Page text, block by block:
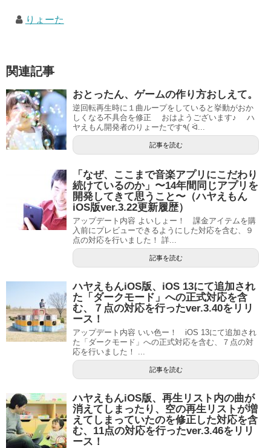
りょーた
関連記事
おとったん、ゲームの作り方おしえて。
逆回転再生時に１曲ループをしていると挙動がおか
しくなる不具合を修正 おはようございます♪ ハ
ヤえもん開発者のりょーたです٩( ᐛ...
記事を読む
「なぜ、ここまで音楽アプリにこだわり
続けているのか」〜14年間同じアプリを
開発してきて思うこと〜（ハヤえもん
iOS版ver.3.22更新履歴）
アップデート内容 よいしょー！ 課金アイテムを購
入前にプレビューできるようにした対応を含む、９
点の対応を行いました！ 詳...
記事を読む
ハヤえもんiOS版、iOS 13にて追加され
た「ダークモード」への正式対応を含
む、７点の対応を行ったver.3.40をリリ
ース！
アップデート内容 いい色ー！ iOS 13にて追加され
た「ダークモード」への正式対応を含む、７点の対
応を行いました！ ...
記事を読む
ハヤえもんiOS版、再生リスト内の曲が
消えてしまったり、空の再生リストが増
えてしまっていたのを修正した対応を含
む、11点の対応を行ったver.3.46をリリ
ース！